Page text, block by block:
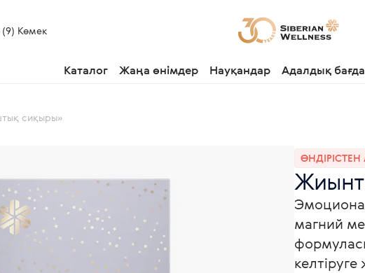
Көмек
Каталог Жаңа өнімдер Науқандар Адалдық
сиқыры»
магний